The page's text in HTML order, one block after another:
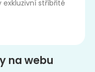
exkluzivní stříbřité
na webu